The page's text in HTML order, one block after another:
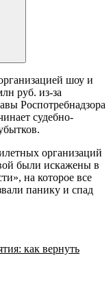
шоу и
руб. из-за
Роспотребнадзора
судебно-
организаций
были искажены в
на которое все
панику и спад
как вернуть